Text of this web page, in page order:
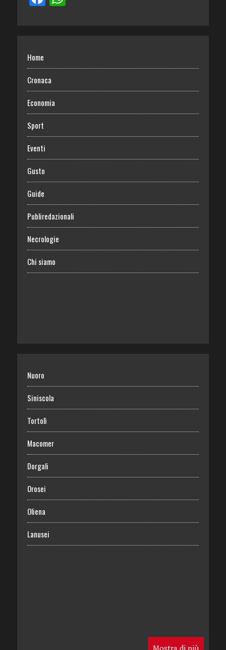
Home
Cronaca
Economia
Sport
Eventi
Gusto
Guide
Publiredazionali
Necrologie
Chi siamo
Nuoro
Siniscola
Tortolì
Macomer
Dorgali
Orosei
Oliena
Lanusei
Mostra di più